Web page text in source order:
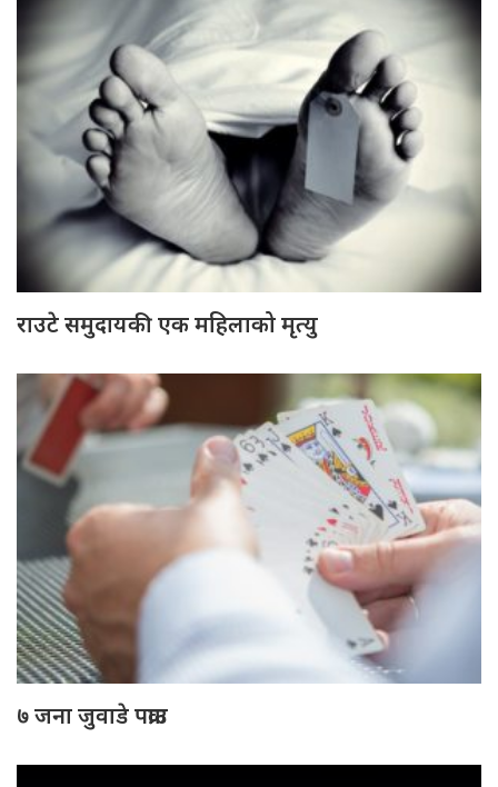
राउटे समुदायकी एक महिलाको मृत्यु
७ जना जुवाडे पक्राउ